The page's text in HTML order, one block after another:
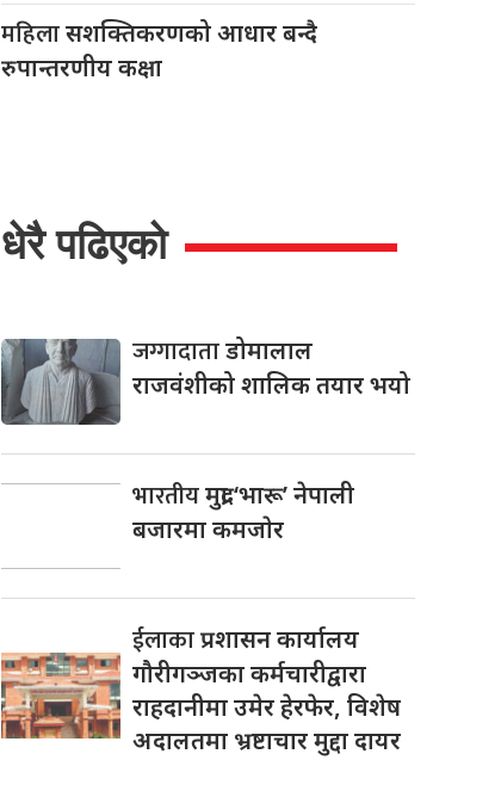
महिलासशक्तिकरणको आधार बन्दै
रुपान्तरणीय कक्षा
धेरै पढिएको
जग्गादाताडोमालाल
राजवंशीको शालिक तयार भयो
भारतीयमुद्रा ‘भारू’ नेपाली
बजारमा कमजाेर
ईलाकाप्रशासन कार्यालय
गौरीगञ्जका कर्मचारीद्वारा
राहदानीमा उमेर हेरफेर, विशेष
अदालतमा भ्रष्टाचार मुद्दा दायर